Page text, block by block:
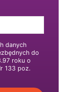
danych
do
roku o
133 poz.